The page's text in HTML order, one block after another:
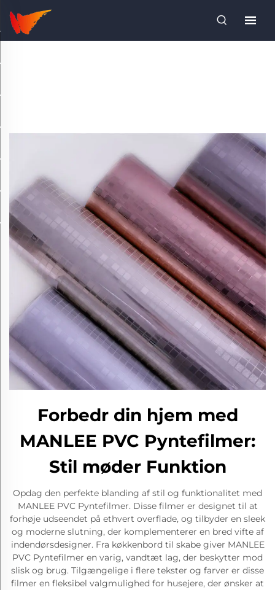
Forbedr din hjem med
MANLEE PVC Pyntefilmer:
Stil møder Funktion
Opdag den perfekte blanding af stil og funktionalitet med
MANLEE PVC Pyntefilmer. Disse filmer er designet til at
forhøje udseendet på ethvert overflade, og tilbyder en sleek
og moderne slutning, der komplementerer en bred vifte af
indendørsdesigner. Fra køkkenbord til skabe giver MANLEE
PVC Pyntefilmer en varig, vandtæt lag, der beskytter mod
slisk og brug. Tilgængelige i flere tekster og farver er disse
filmer en fleksibel valgmulighed for husejere, der ønsker at